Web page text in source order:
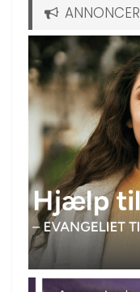
ANNONCER